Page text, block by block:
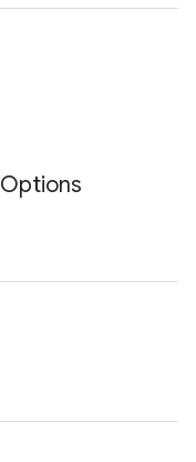
Options